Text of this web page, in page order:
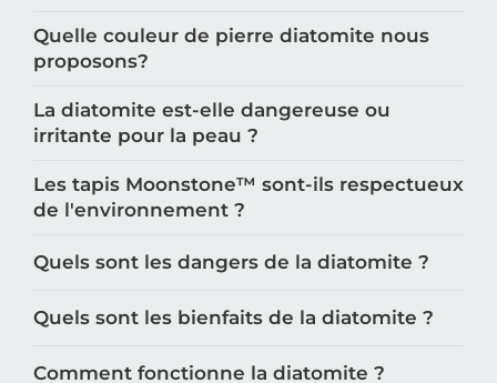
Quelle couleur de pierre diatomite nous
proposons?
La diatomite est-elle dangereuse ou
irritante pour la peau ?
Les tapis Moonstone™️ sont-ils respectueux
de l'environnement ?
Quels sont les dangers de la diatomite ?
Quels sont les bienfaits de la diatomite ?
Comment fonctionne la diatomite ?